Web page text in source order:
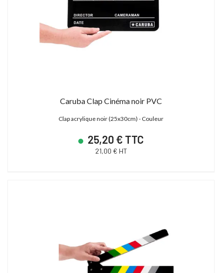
Caruba Clap Cinéma noir PVC
Clap acrylique noir (25x30cm) - Couleur
25,20 € TTC
21,00 € HT